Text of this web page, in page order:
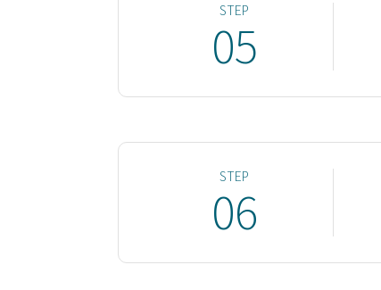
STEP
05
STEP
06